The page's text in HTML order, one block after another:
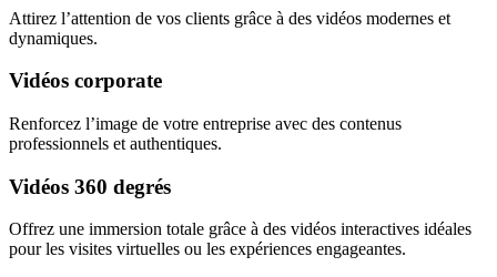
Attirez l’attention de vos clients grâce à des vidéos modernes et
dynamiques.
Vidéos corporate
Renforcez l’image de votre entreprise avec des contenus
professionnels et authentiques.
Vidéos 360 degrés
Offrez une immersion totale grâce à des vidéos interactives idéales
pour les visites virtuelles ou les expériences engageantes.